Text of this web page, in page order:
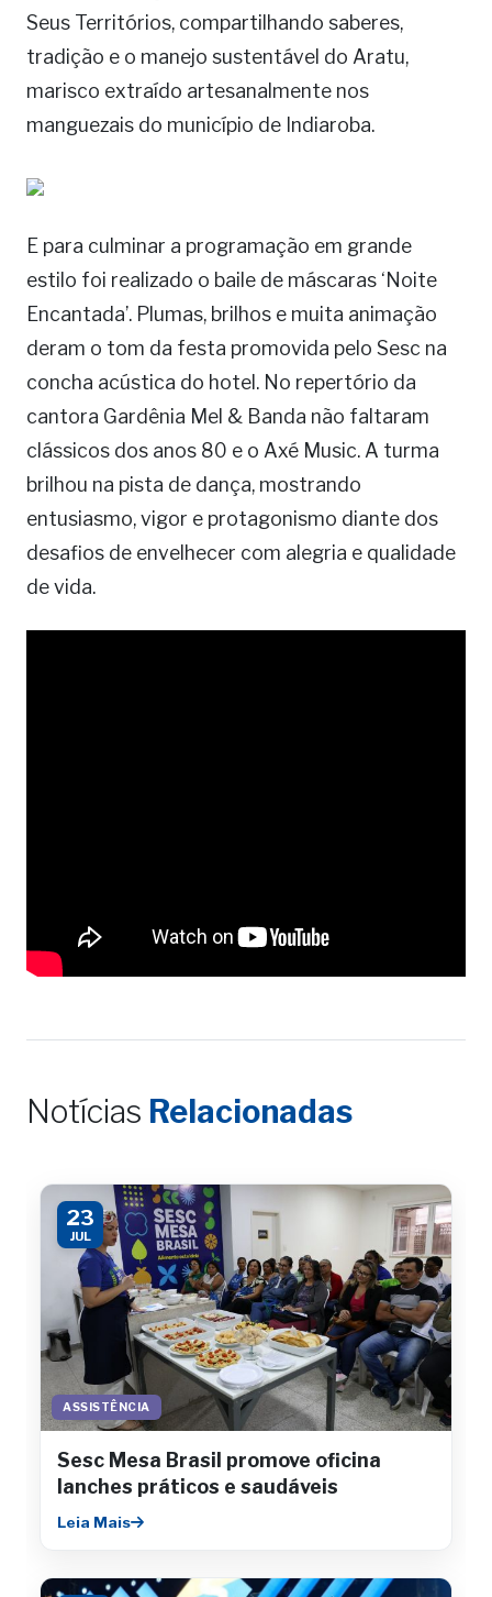
Seus Territórios, compartilhando saberes,
tradição e o manejo sustentável do Aratu,
marisco extraído artesanalmente nos
manguezais do município de Indiaroba.
E para culminar a programação em grande
estilo foi realizado o baile de máscaras ‘Noite
Encantada’. Plumas, brilhos e muita animação
deram o tom da festa promovida pelo Sesc na
concha acústica do hotel. No repertório da
cantora Gardênia Mel & Banda não faltaram
clássicos dos anos 80 e o Axé Music. A turma
brilhou na pista de dança, mostrando
entusiasmo, vigor e protagonismo diante dos
desafios de envelhecer com alegria e qualidade
de vida.
Notícias Relacionadas
23
JUL
ASSISTÊNCIA
Sesc Mesa Brasil promove oficina
lanches práticos e saudáveis
Leia Mais